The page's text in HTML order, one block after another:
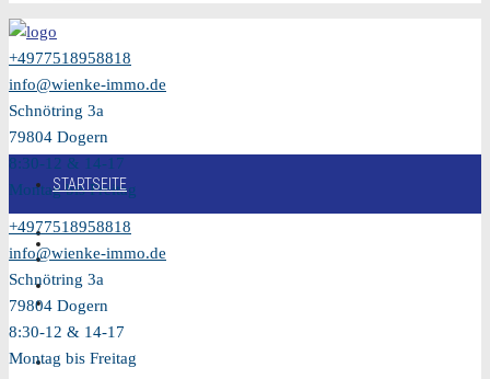
+4977518958818
info@wienke-immo.de
Schnötring 3a
79804 Dogern
8:30-12 & 14-17
Montag bis Freitag
STARTSEITE
VERKAUFEN
MIETEN
+4977518958818
info@wienke-immo.de
Schnötring 3a
79804 Dogern
8:30-12 & 14-17
Montag bis Freitag